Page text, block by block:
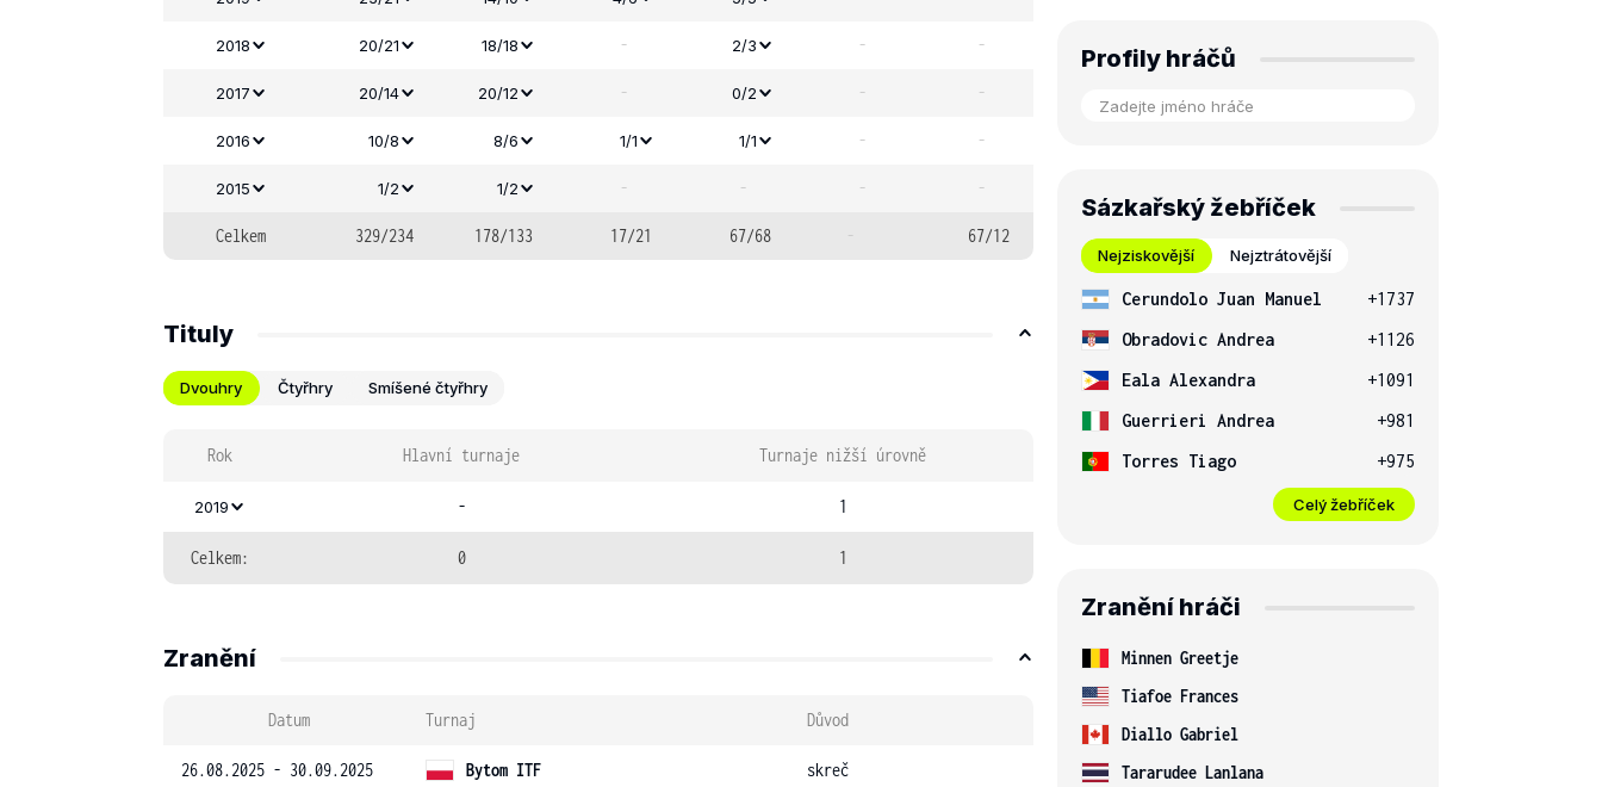
2018 20/21 18/18 - 2/3 - -
2017 20/14 20/12 - 0/2 - -
2016 10/8 8/6 1/1 1/1 - -
2015 1/2 1/2 - - - -
Celkem 329/234 178/133 17/21 67/68 - 67/12
Tituly
Dvouhry Čtyřhry Smíšené čtyřhry
Rok Hlavní turnaje Turnaje nižší úrovně
2019 - 1
Celkem: 0 1
Zranění
Datum Turnaj Důvod
26.08.2025 - 30.09.2025 Bytom ITF skreč
Profily hráčů
Sázkařský žebříček
Nejziskovější Nejztrátovější
Cerundolo Juan Manuel
+1737
Obradovic Andrea
+1126
Eala Alexandra
+1091
Guerrieri Andrea
+981
Torres Tiago
+975
Celý žebříček
Zranění hráči
Minnen Greetje
Tiafoe Frances
Diallo Gabriel
Tararudee Lanlana